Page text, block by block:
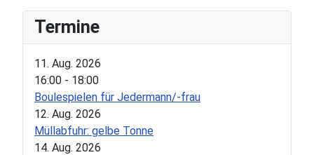
Termine
11. Aug. 2026
16:00 - 18:00
Boulespielen für Jedermann/-frau
12. Aug. 2026
Müllabfuhr: gelbe Tonne
14. Aug. 2026